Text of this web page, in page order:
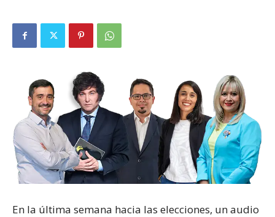
En la última semana hacia las elecciones, un audio